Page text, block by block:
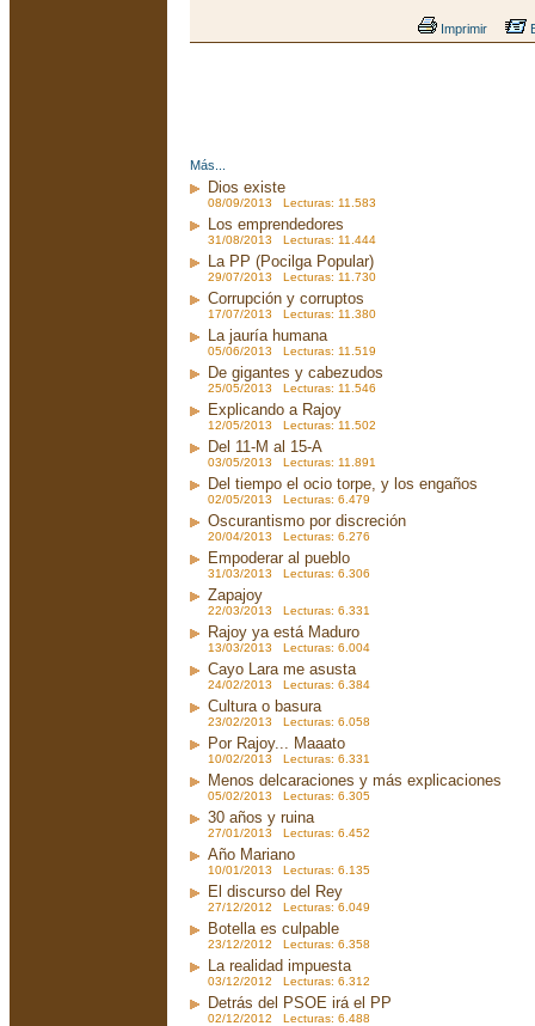
Imprimir
Más...
Dios existe
08/09/2013 Lecturas: 11.583
Los emprendedores
31/08/2013 Lecturas: 11.444
La PP (Pocilga Popular)
29/07/2013 Lecturas: 11.730
Corrupción y corruptos
17/07/2013 Lecturas: 11.380
La jauría humana
05/06/2013 Lecturas: 11.519
De gigantes y cabezudos
25/05/2013 Lecturas: 11.546
Explicando a Rajoy
12/05/2013 Lecturas: 11.502
Del 11-M al 15-A
03/05/2013 Lecturas: 11.891
Del tiempo el ocio torpe, y los engaños
02/05/2013 Lecturas: 6.479
Oscurantismo por discreción
20/04/2013 Lecturas: 6.276
Empoderar al pueblo
31/03/2013 Lecturas: 6.306
Zapajoy
22/03/2013 Lecturas: 6.331
Rajoy ya está Maduro
13/03/2013 Lecturas: 6.004
Cayo Lara me asusta
24/02/2013 Lecturas: 6.384
Cultura o basura
23/02/2013 Lecturas: 6.058
Por Rajoy... Maaato
10/02/2013 Lecturas: 6.331
Menos delcaraciones y más explicaciones
05/02/2013 Lecturas: 6.305
30 años y ruina
27/01/2013 Lecturas: 6.452
Año Mariano
10/01/2013 Lecturas: 6.135
El discurso del Rey
27/12/2012 Lecturas: 6.049
Botella es culpable
23/12/2012 Lecturas: 6.358
La realidad impuesta
03/12/2012 Lecturas: 6.312
Detrás del PSOE irá el PP
02/12/2012 Lecturas: 6.488